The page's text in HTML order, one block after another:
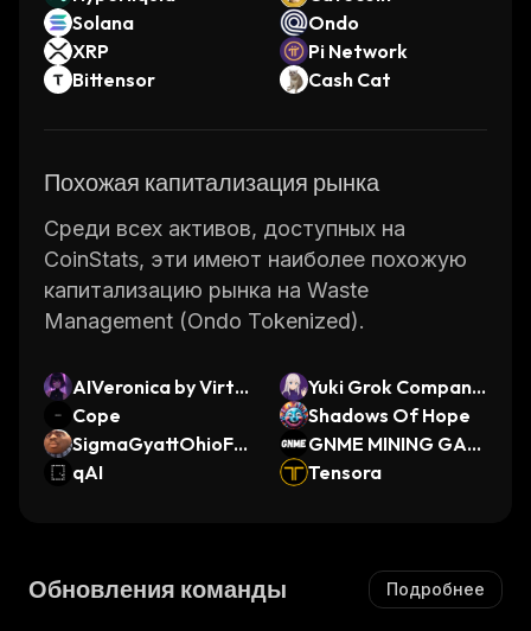
Solana
Ondo
XRP
Pi Network
Bittensor
Cash Cat
Похожая капитализация рынка
Среди всех активов, доступных на
CoinStats, эти имеют наиболее похожую
капитализацию рынка на Waste
Management (Ondo Tokenized).
AIVeronica by Virtu
als
Yuki Grok Compani
on
Cope
Shadows Of Hope
SigmaGyattOhioFa
numSkibidiGooner
GNME MINING GAM
E
qAI Tensora
Обновления команды Подробнее